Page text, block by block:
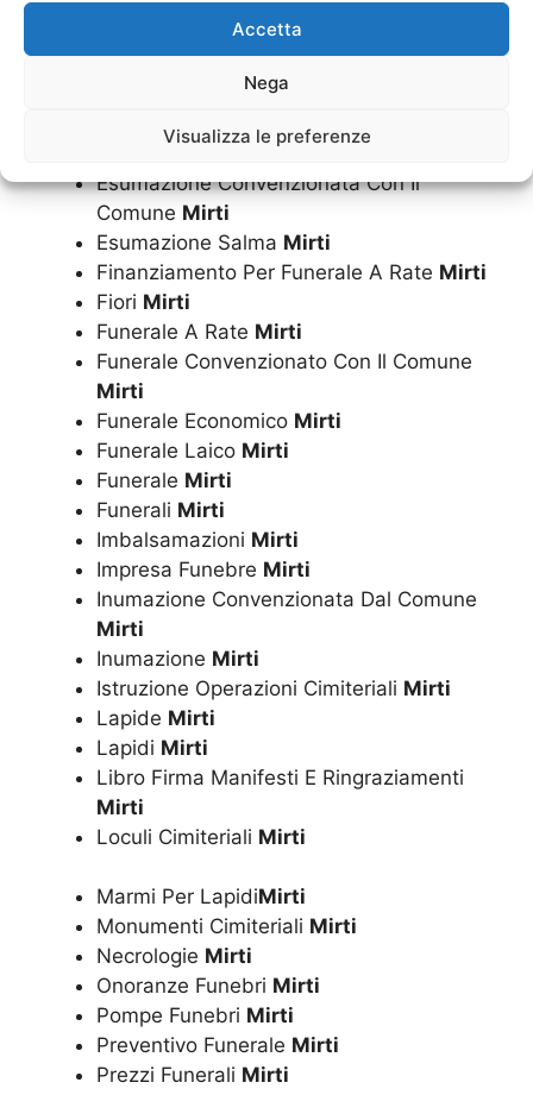
Accetta
Nega
Visualizza le preferenze
Diamantificazione Delle Ceneri
Disbrigo Pratiche FunerarieMirti
Dispersione CeneriMirti
Documentazione Funeraria
Mirti
Esumazione Convenzionata Con Il
Comune Mirti
Esumazione Salma Mirti
Finanziamento Per Funerale A Rate Mirti
Fiori Mirti
Funerale A Rate Mirti
Funerale Convenzionato Con Il Comune
Mirti
Funerale Economico Mirti
Funerale Laico Mirti
Funerale Mirti
Funerali Mirti
Imbalsamazioni Mirti
Impresa Funebre Mirti
Inumazione Convenzionata Dal Comune
Mirti
Inumazione Mirti
Istruzione Operazioni Cimiteriali Mirti
Lapide Mirti
Lapidi Mirti
Libro Firma Manifesti E Ringraziamenti
Mirti
Loculi Cimiteriali Mirti
Marmi Per LapidiMirti
Monumenti Cimiteriali Mirti
Necrologie Mirti
Onoranze Funebri Mirti
Pompe Funebri Mirti
Preventivo Funerale Mirti
Prezzi Funerali Mirti